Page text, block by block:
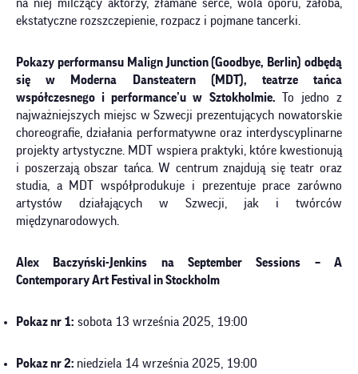
na niej milczący aktorzy, złamane serce, wola oporu, żałoba,
ekstatyczne rozszczepienie, rozpacz i pojmane tancerki.
Pokazy performansu Malign Junction (Goodbye, Berlin) odbędą
się w Moderna Dansteatern (MDT), teatrze tańca
współczesnego i performance’u w Sztokholmie.
To jedno z
najważniejszych miejsc w Szwecji prezentujących nowatorskie
choreografie, działania performatywne oraz interdyscyplinarne
projekty artystyczne. MDT wspiera praktyki, które kwestionują
i poszerzają obszar tańca. W centrum znajdują się teatr oraz
studia, a MDT współprodukuje i prezentuje prace zarówno
artystów działających w Szwecji, jak i twórców
międzynarodowych.
Alex Baczyński-Jenkins na September Sessions – A
Contemporary Art Festival in Stockholm
Pokaz nr 1: sobota 13 września 2025, 19:00
Pokaz nr 2: niedziela 14 września 2025, 19:00